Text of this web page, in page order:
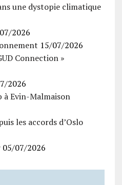
une dystopie climatique
2026
15/07/2026
Connection »
2026
à Evin-Malmaison
les accords d’Oslo
05/07/2026